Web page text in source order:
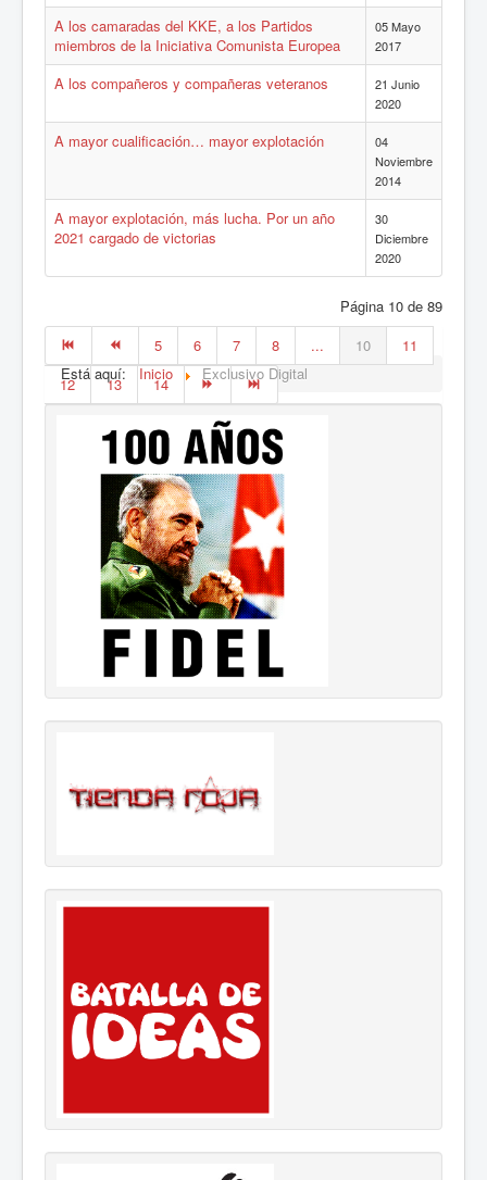
A los camaradas del KKE, a los Partidos
miembros de la Iniciativa Comunista Europea
05 Mayo
2017
A los compañeros y compañeras veteranos
21 Junio
2020
A mayor cualificación… mayor explotación
04
Noviembre
2014
A mayor explotación, más lucha. Por un año
2021 cargado de victorias
30
Diciembre
2020
Página 10 de 89
5
6 7 8 ... 10
11
12
13 14
Está aquí: Inicio Exclusivo Digital